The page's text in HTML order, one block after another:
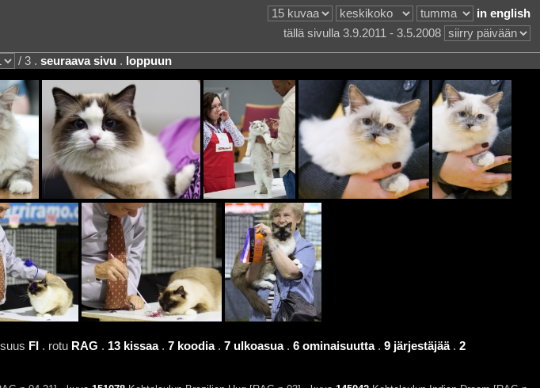
in english
tällä sivulla 3.9.2011 - 3.5.2008
/ 3 . seuraava sivu . loppuun
FI. rotu RAG . 13 kissaa. 7 koodia. 7 ulkoasua. 6 ominaisuutta. 9 järjestäjää. 2